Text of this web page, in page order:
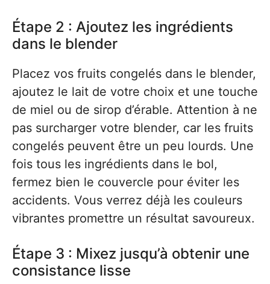
Étape 2 : Ajoutez les ingrédients
dans le blender
Placez vos fruits congelés dans le blender,
ajoutez le lait de votre choix et une touche
de miel ou de sirop d’érable. Attention à ne
pas surcharger votre blender, car les fruits
congelés peuvent être un peu lourds. Une
fois tous les ingrédients dans le bol,
fermez bien le couvercle pour éviter les
accidents. Vous verrez déjà les couleurs
vibrantes promettre un résultat savoureux.
Étape 3 : Mixez jusqu’à obtenir une
consistance lisse